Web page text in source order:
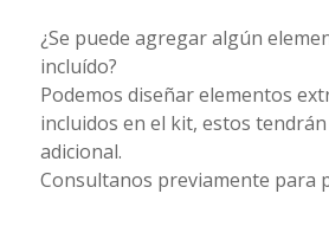
¿Se puede agregar algún
incluído?
Podemos diseñar elementos
incluidos en el kit, estos
adicional.
Consultanos previamente para